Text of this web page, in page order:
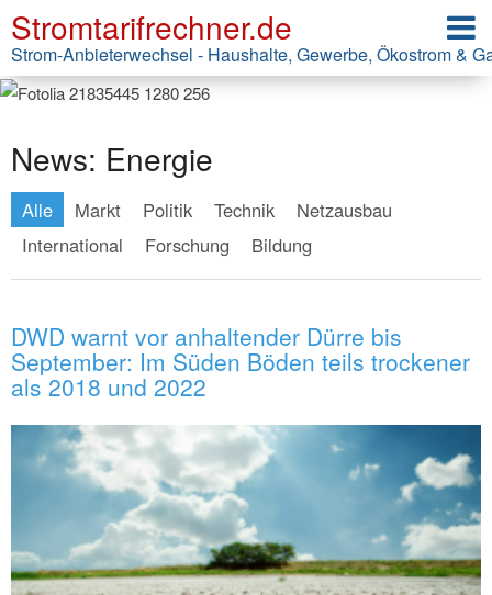
Stromtarifrechner.de
Strom-Anbieterwechsel - Haushalte, Gewerbe, Ökostrom &
News: Energie
Alle Markt Politik Technik
Netzausbau
International
Forschung Bildung
DWD warnt vor anhaltender Dürre bis
September: Im Süden Böden teils trockener
als 2018 und 2022